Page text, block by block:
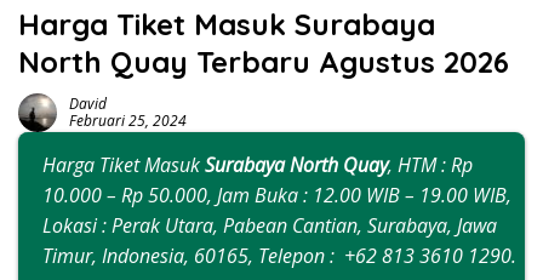
Harga Tiket Masuk Surabaya
North Quay Terbaru Agustus 2026
David
Februari 25, 2024
Harga Tiket MasukSurabaya North Quay, HTM : Rp
10.000 – Rp 50.000, Jam Buka : 12.00 WIB – 19.00 WIB,
Lokasi : Perak Utara, Pabean Cantian, Surabaya, Jawa
Timur, Indonesia, 60165, Telepon : +62 813 3610 1290.